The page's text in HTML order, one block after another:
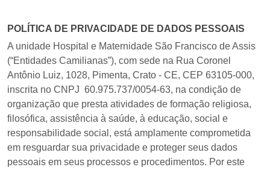
POLÍTICA DE PRIVACIDADE DE DADOS PESSOAIS
A unidade Hospital e Maternidade São Francisco de Assis​ ​
(“Entidades Camilianas”), com sede na Rua Coronel
Antônio Luiz, 1028, Pimenta, Crato - CE, CEP 63105-000,
inscrita no CNPJ ​ 60.975.737/0054-63, na condição de
organização que presta atividades de formação religiosa,
filosófica, assistência à saúde, à educação, social e
responsabilidade social, está amplamente comprometida
em resguardar sua privacidade e proteger seus dados
pessoais em seus processos e procedimentos. Por este